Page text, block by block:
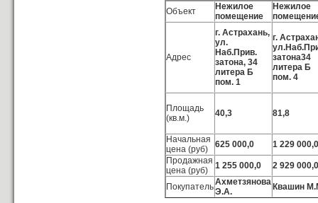
Объект
Нежилое
помещение
Нежилое
Адрес
г. Астрахань,
ул.
Наб.Прив.
затона, 34
литера Б
пом. 1
г.
затона34
литера Б
пом. 4
Площадь
(кв.м.)
40,3 81,8
Начальная
цена (руб)
625 000,0
1 229 000,0
Продажная
цена (руб)
1 255 000,0 2 929 000,0
ПокупательАхметзянова
Э.А.
Квашин